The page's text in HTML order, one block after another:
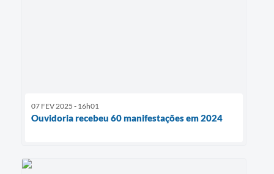
07 FEV 2025 - 16h01
Ouvidoria recebeu 60 manifestações em 2024